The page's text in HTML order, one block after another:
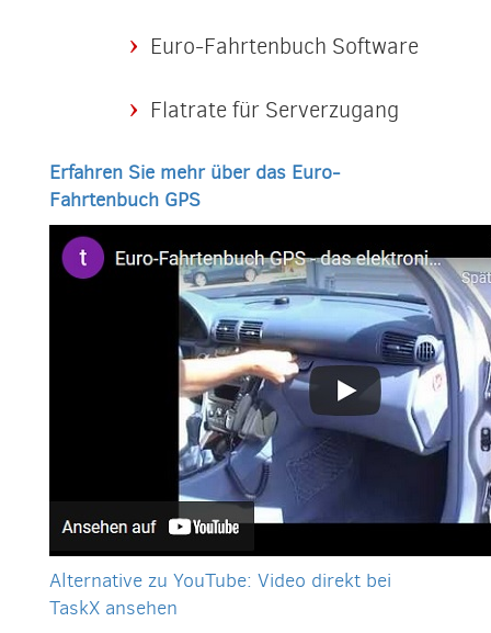
Euro-Fahrtenbuch Software
Flatrate für Serverzugang
Erfahren Sie mehr über das Euro-
Fahrtenbuch GPS
Alternative zu YouTube: Video direkt bei
TaskX ansehen